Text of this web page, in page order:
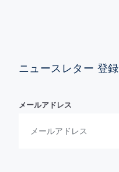
ニュースレター 登録
メールアドレス